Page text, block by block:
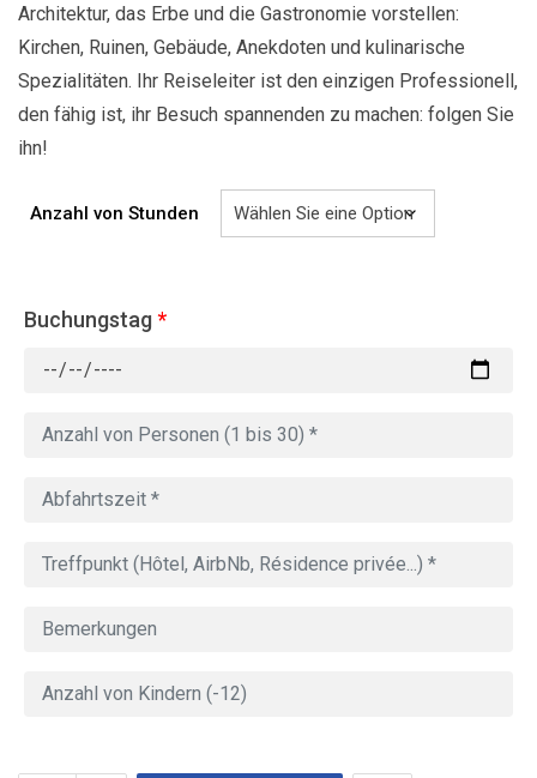
Architektur, das Erbe und die Gastronomie vorstellen:
Kirchen, Ruinen, Gebäude, Anekdoten und kulinarische
Spezialitäten. Ihr Reiseleiter ist den einzigen Professionell,
den fähig ist, ihr Besuch spannenden zu machen: folgen Sie
ihn!
Anzahl von Stunden
Buchungstag*